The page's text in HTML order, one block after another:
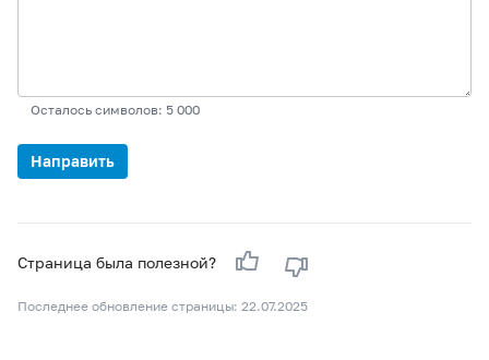
Осталось символов: 5 000
Страница была полезной?
Последнее обновление страницы: 22.07.2025